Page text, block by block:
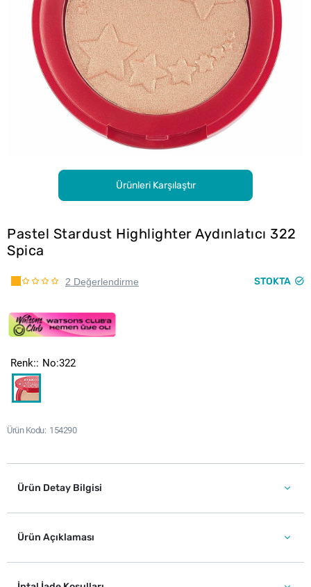
Ürünleri Karşılaştır
Pastel Stardust Highlighter Aydınlatıcı 322
Spica
2 Değerlendirme STOKTA
Ürün Kodu 154290
Renk: No:322
Ürün Detay Bilgisi
Ürün Açıklaması